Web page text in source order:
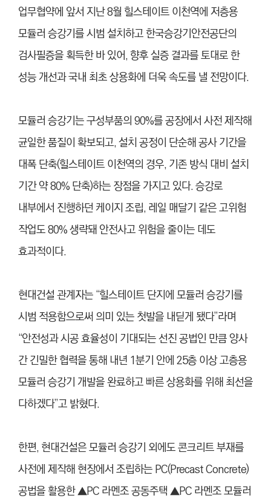
업무협약에 앞서 지난 8월 힐스테이트 이천역에 저층용
모듈러 승강기를 시범 설치하고 한국승강기안전공단의
검사필증을 획득한 바 있어, 향후 실증 결과를 토대로 한
성능 개선과 국내 최초 상용화에 더욱 속도를 낼 전망이다.
모듈러 승강기는 구성부품의 90%를 공장에서 사전 제작해
균일한 품질이 확보되고, 설치 공정이 단순해 공사 기간을
대폭 단축(힐스테이트 이천역의 경우, 기존 방식 대비 설치
기간 약 80% 단축)하는 장점을 가지고 있다. 승강로
내부에서 진행하던 케이지 조립, 레일 매달기 같은 고위험
작업도 80% 생략돼 안전사고 위험을 줄이는 데도
효과적이다.
현대건설 관계자는 “힐스테이트 단지에 모듈러 승강기를
시범 적용함으로써 의미 있는 첫발을 내딛게 됐다”라며
“안전성과 시공 효율성이 기대되는 선진 공법인 만큼 양사
간 긴밀한 협력을 통해 내년 1분기 안에 25층 이상 고층용
모듈러 승강기 개발을 완료하고 빠른 상용화를 위해 최선을
다하겠다”고 밝혔다.
한편, 현대건설은 모듈러 승강기 외에도 콘크리트 부재를
사전에 제작해 현장에서 조립하는 PC(Precast Concrete)
공법을 활용한 ▲PC 라멘조 공동주택 ▲PC 라멘조 모듈러